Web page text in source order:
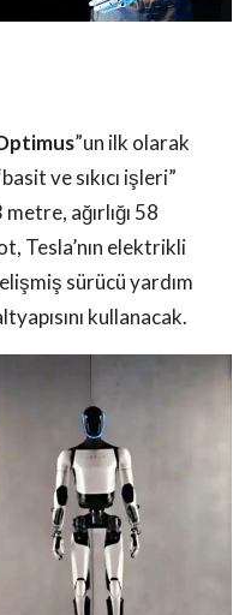
”un ilk olarak
ve sıkıcı işleri”
ağırlığı 58
Tesla’nın elektrikli
sürücü yardım
kullanacak.